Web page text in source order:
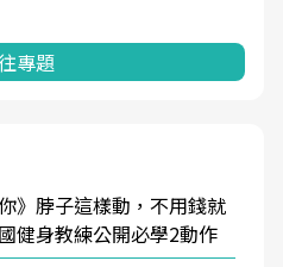
專題
》脖子這樣動，不用錢就
健身教練公開必學2動作